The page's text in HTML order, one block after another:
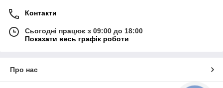
Контакти
Сьогодні працює з 09:00 до 18:00
Показати весь графік роботи
Про нас